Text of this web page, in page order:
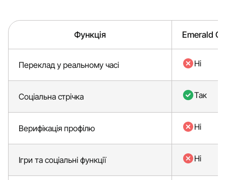
Функція Emerald
Переклад у реальному часі Ні
Соціальна стрічка Так
Верифікація профілю Ні
Ігри та соціальні функції Ні